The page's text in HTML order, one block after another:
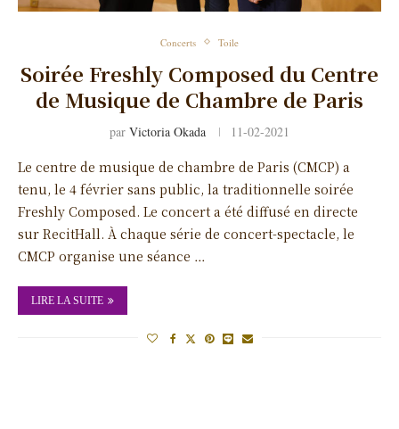
Concerts Toile
Soirée Freshly Composed du Centre
de Musique de Chambre de Paris
par Victoria Okada 11-02-2021
Le centre de musique de chambre de Paris (CMCP) a
tenu, le 4 février sans public, la traditionnelle soirée
Freshly Composed. Le concert a été diffusé en directe
sur RecitHall. À chaque série de concert-spectacle, le
CMCP organise une séance …
LIRE LA SUITE